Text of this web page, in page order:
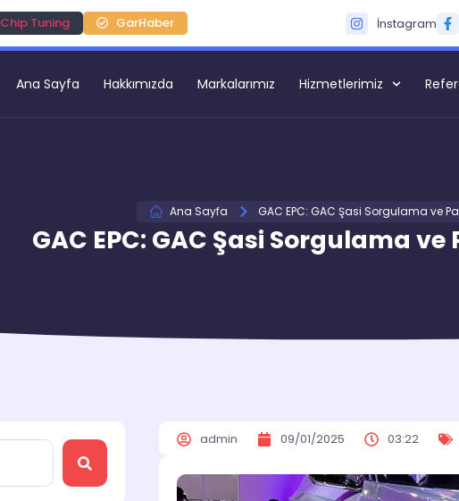
Chip Tuning GarHaber İnstagram
Ana Sayfa Hakkımızda Markalarımız Hizmetlerimiz
Ana Sayfa GAC EPC: GAC Şasi Sorgulama ve
GAC EPC: GAC Şasi Sorgulama
admin 09/01/2025 03:22